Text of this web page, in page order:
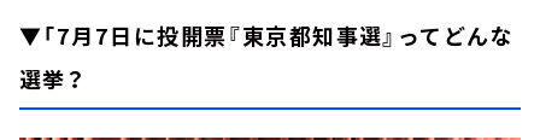
▼「7月7日に投開票『東京都知事選』ってどんな
選挙？